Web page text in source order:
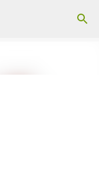
Deliplus